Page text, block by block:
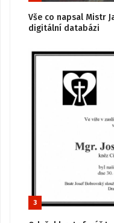
Vše co napsal Mistr
digitální databázi
3